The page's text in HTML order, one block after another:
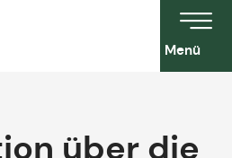
Menü
über die